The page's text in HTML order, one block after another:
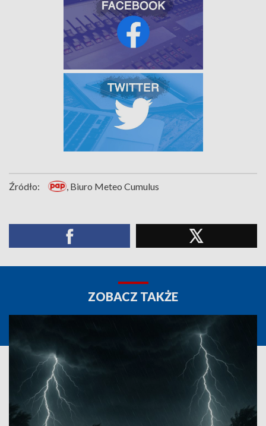
Źródło: , Biuro Meteo Cumulus
ZOBACZ TAKŻE